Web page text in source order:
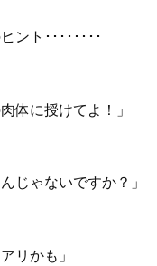
ント････････
体に授けてよ！」
じゃないですか？」
リかも」